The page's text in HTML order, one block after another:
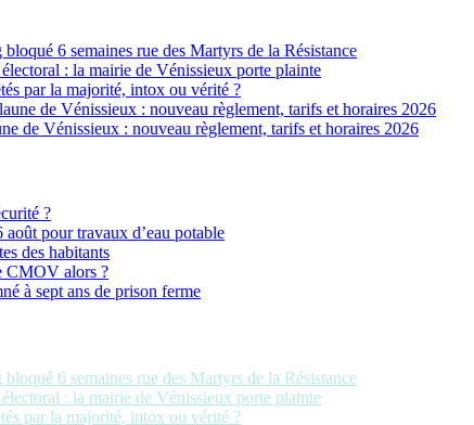
6 semaines rue des Martyrs de la Résistance
: la mairie de Vénissieux porte plainte
par la majorité, intox ou vérité ?
de Vénissieux : nouveau règlement, tarifs et horaires 2026
de Vénissieux : nouveau règlement, tarifs et horaires 2026
?
pour travaux d’eau potable
des habitants
CMOV alors ?
à sept ans de prison ferme
6 semaines rue des Martyrs de la Résistance
: la mairie de Vénissieux porte plainte
par la majorité, intox ou vérité ?